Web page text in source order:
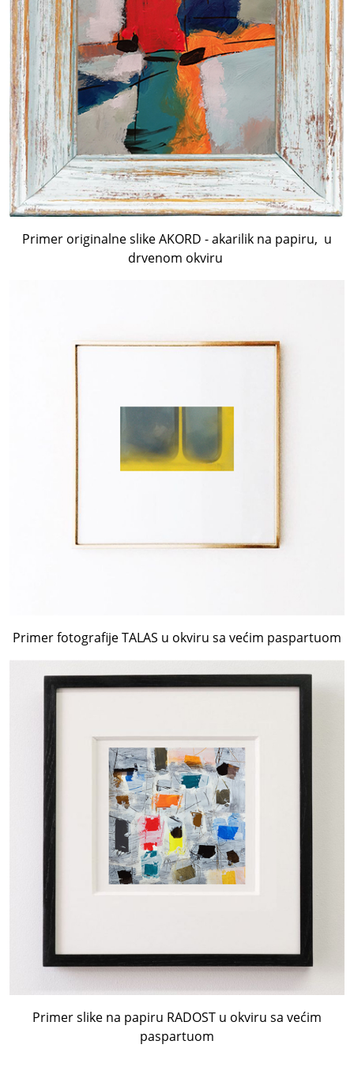
Primer originalne slike AKORD - akarilik na papiru, u
drvenom okviru
Primer fotografije TALAS u okviru sa većim paspartuom
Primer slike na papiru RADOST u okviru sa većim
paspartuom